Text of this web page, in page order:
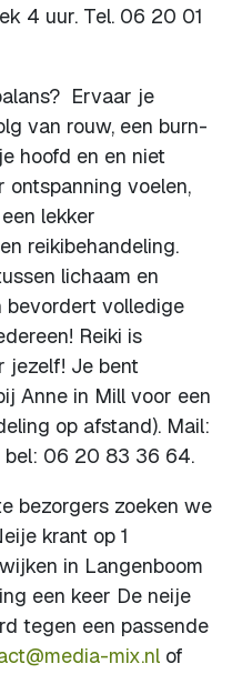
4 uur. Tel. 06 20 01
Ervaar je
van rouw, een burn-
hoofd en en niet
voelen,
lekker
reikibehandeling.
lichaam en
bevordert volledige
Reiki is
jezelf! Je bent
Anne in Mill voor een
op afstand). Mail:
bel: 06 20 83 36 64.
bezorgers zoeken we
krant op 1
in Langenboom
een keer De neije
tegen een passende
mix.nl of